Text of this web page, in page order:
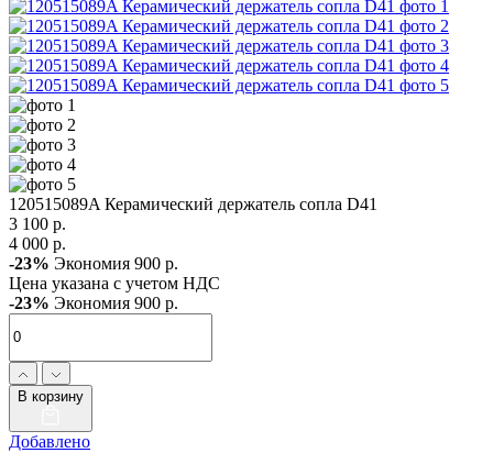
120515089A Керамический держатель сопла D41
3 100 р.
4 000 р.
-23% Экономия 900 р.
Цена указана с учетом НДС
-23% Экономия 900 р.
В корзину
Добавлено